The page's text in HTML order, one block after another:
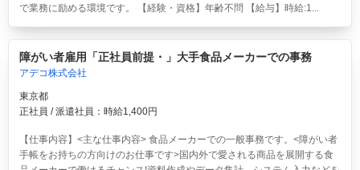
で業務に励める環境です。 【経験・資格】年齢不問 【給与】時給:1...
障がい者雇用「正社員前提・」大手食品メーカーでの事務
アデコ株式会社
東京都
正社員 / 派遣社員：時給1,400円
【仕事内容】<主な仕事内容> 食品メーカーでの一般事務です。<障がい者
手帳をお持ちの方向けのお仕事です>国内外で愛される商品を展開する食